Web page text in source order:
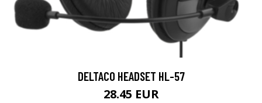
DELTACO HEADSET HL-57
28.45 EUR